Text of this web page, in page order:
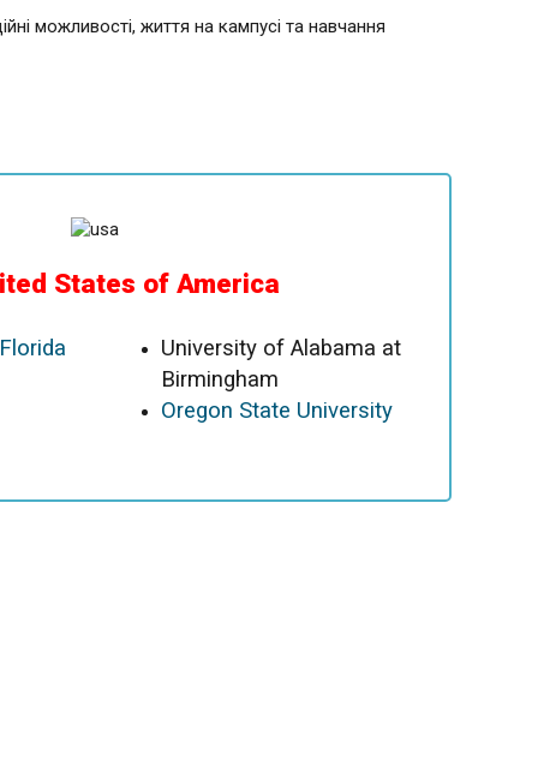
можливості, життя на кампусі та навчання
States of America
University of Alabama at
Birmingham
Oregon State University